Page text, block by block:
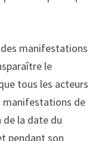
manifestations
le
tous les acteurs
manifestations de
de la date du
pendant son